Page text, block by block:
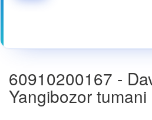
60910200167 -
Yangibozor tumani